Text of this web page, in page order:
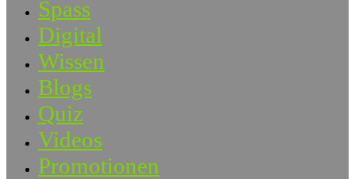
Spass
Digital
Wissen
Blogs
Quiz
Videos
Promotionen